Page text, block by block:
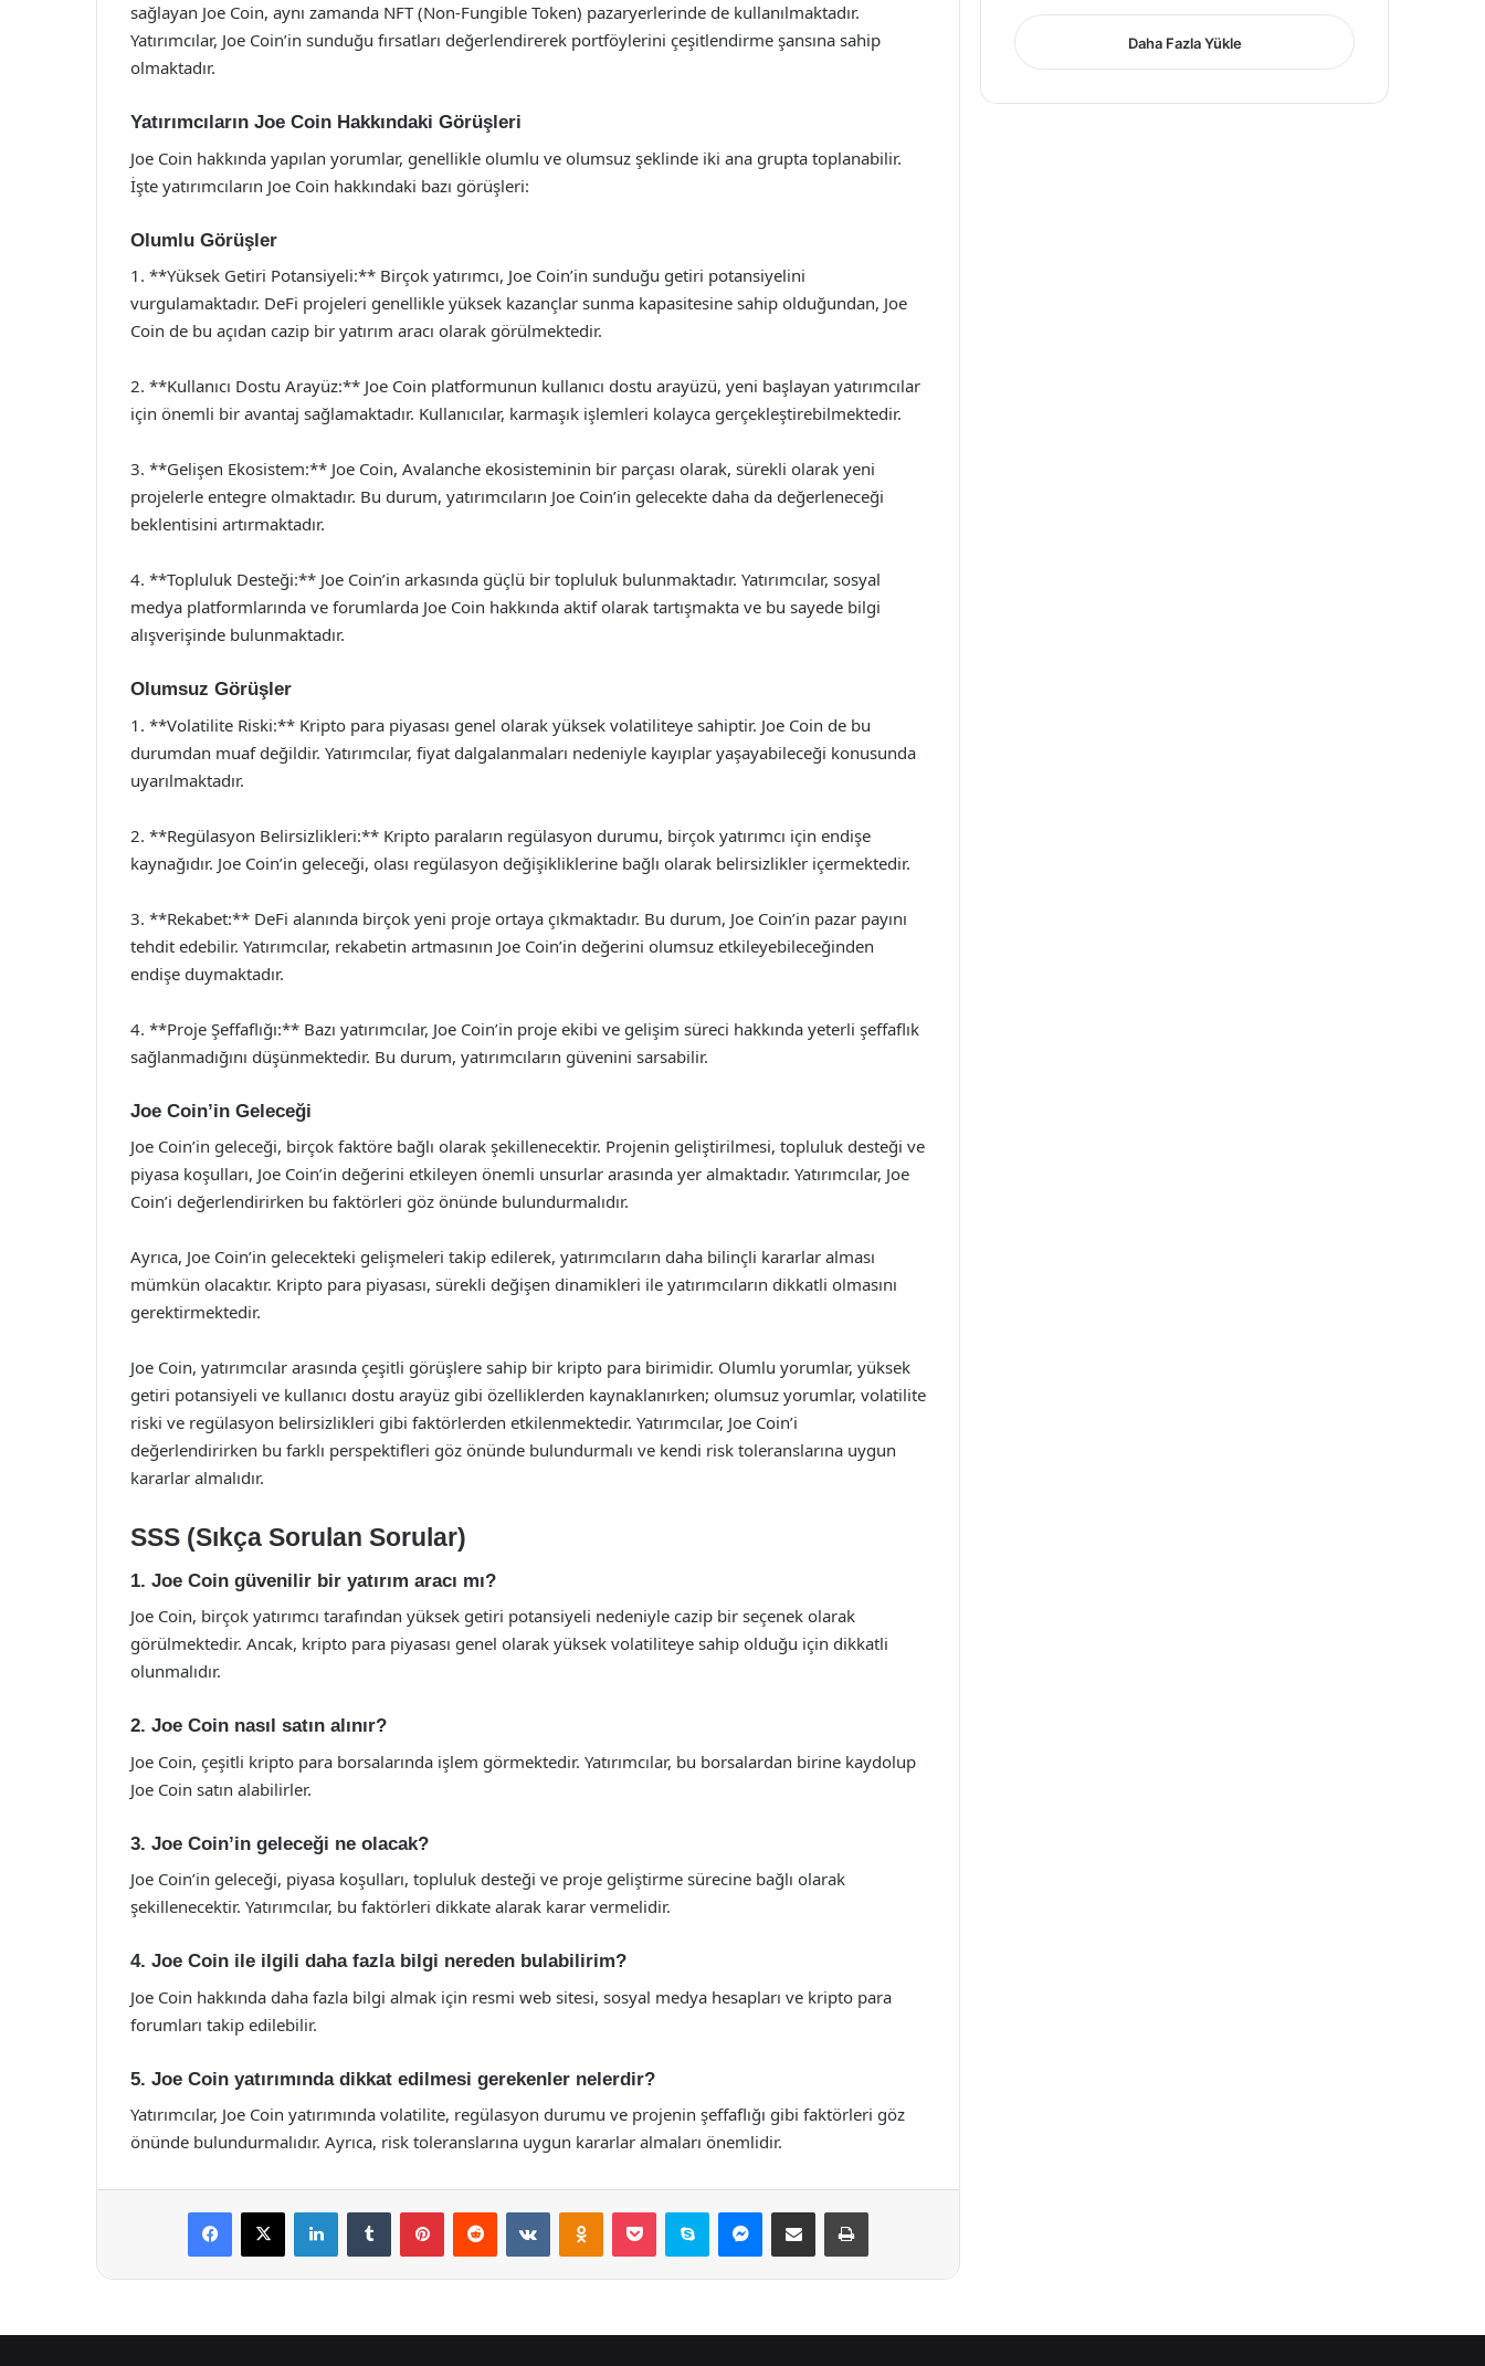
sağlayan Joe Coin, aynı zamanda NFT (Non-Fungible Token) pazaryerlerinde de kullanılmaktadır.
Yatırımcılar, Joe Coin’in sunduğu fırsatları değerlendirerek portföylerini çeşitlendirme şansına sahip
olmaktadır.
Yatırımcıların Joe Coin Hakkındaki Görüşleri
Joe Coin hakkında yapılan yorumlar, genellikle olumlu ve olumsuz şeklinde iki ana grupta toplanabilir.
İşte yatırımcıların Joe Coin hakkındaki bazı görüşleri:
Olumlu Görüşler
1. **Yüksek Getiri Potansiyeli:** Birçok yatırımcı, Joe Coin’in sunduğu getiri potansiyelini
vurgulamaktadır. DeFi projeleri genellikle yüksek kazançlar sunma kapasitesine sahip olduğundan, Joe
Coin de bu açıdan cazip bir yatırım aracı olarak görülmektedir.
2. **Kullanıcı Dostu Arayüz:** Joe Coin platformunun kullanıcı dostu arayüzü, yeni başlayan yatırımcılar
için önemli bir avantaj sağlamaktadır. Kullanıcılar, karmaşık işlemleri kolayca gerçekleştirebilmektedir.
3. **Gelişen Ekosistem:** Joe Coin, Avalanche ekosisteminin bir parçası olarak, sürekli olarak yeni
projelerle entegre olmaktadır. Bu durum, yatırımcıların Joe Coin’in gelecekte daha da değerleneceği
beklentisini artırmaktadır.
4. **Topluluk Desteği:** Joe Coin’in arkasında güçlü bir topluluk bulunmaktadır. Yatırımcılar, sosyal
medya platformlarında ve forumlarda Joe Coin hakkında aktif olarak tartışmakta ve bu sayede bilgi
alışverişinde bulunmaktadır.
Olumsuz Görüşler
1. **Volatilite Riski:** Kripto para piyasası genel olarak yüksek volatiliteye sahiptir. Joe Coin de bu
durumdan muaf değildir. Yatırımcılar, fiyat dalgalanmaları nedeniyle kayıplar yaşayabileceği konusunda
uyarılmaktadır.
2. **Regülasyon Belirsizlikleri:** Kripto paraların regülasyon durumu, birçok yatırımcı için endişe
kaynağıdır. Joe Coin’in geleceği, olası regülasyon değişikliklerine bağlı olarak belirsizlikler içermektedir.
3. **Rekabet:** DeFi alanında birçok yeni proje ortaya çıkmaktadır. Bu durum, Joe Coin’in pazar payını
tehdit edebilir. Yatırımcılar, rekabetin artmasının Joe Coin’in değerini olumsuz etkileyebileceğinden
endişe duymaktadır.
4. **Proje Şeffaflığı:** Bazı yatırımcılar, Joe Coin’in proje ekibi ve gelişim süreci hakkında yeterli şeffaflık
sağlanmadığını düşünmektedir. Bu durum, yatırımcıların güvenini sarsabilir.
Joe Coin’in Geleceği
Joe Coin’in geleceği, birçok faktöre bağlı olarak şekillenecektir. Projenin geliştirilmesi, topluluk desteği ve
piyasa koşulları, Joe Coin’in değerini etkileyen önemli unsurlar arasında yer almaktadır. Yatırımcılar, Joe
Coin’i değerlendirirken bu faktörleri göz önünde bulundurmalıdır.
Ayrıca, Joe Coin’in gelecekteki gelişmeleri takip edilerek, yatırımcıların daha bilinçli kararlar alması
mümkün olacaktır. Kripto para piyasası, sürekli değişen dinamikleri ile yatırımcıların dikkatli olmasını
gerektirmektedir.
Joe Coin, yatırımcılar arasında çeşitli görüşlere sahip bir kripto para birimidir. Olumlu yorumlar, yüksek
getiri potansiyeli ve kullanıcı dostu arayüz gibi özelliklerden kaynaklanırken; olumsuz yorumlar, volatilite
riski ve regülasyon belirsizlikleri gibi faktörlerden etkilenmektedir. Yatırımcılar, Joe Coin’i
değerlendirirken bu farklı perspektifleri göz önünde bulundurmalı ve kendi risk toleranslarına uygun
kararlar almalıdır.
SSS (Sıkça Sorulan Sorular)
1. Joe Coin güvenilir bir yatırım aracı mı?
Joe Coin, birçok yatırımcı tarafından yüksek getiri potansiyeli nedeniyle cazip bir seçenek olarak
görülmektedir. Ancak, kripto para piyasası genel olarak yüksek volatiliteye sahip olduğu için dikkatli
olunmalıdır.
2. Joe Coin nasıl satın alınır?
Joe Coin, çeşitli kripto para borsalarında işlem görmektedir. Yatırımcılar, bu borsalardan birine kaydolup
Joe Coin satın alabilirler.
3. Joe Coin’in geleceği ne olacak?
Joe Coin’in geleceği, piyasa koşulları, topluluk desteği ve proje geliştirme sürecine bağlı olarak
şekillenecektir. Yatırımcılar, bu faktörleri dikkate alarak karar vermelidir.
4. Joe Coin ile ilgili daha fazla bilgi nereden bulabilirim?
Joe Coin hakkında daha fazla bilgi almak için resmi web sitesi, sosyal medya hesapları ve kripto para
forumları takip edilebilir.
5. Joe Coin yatırımında dikkat edilmesi gerekenler nelerdir?
Yatırımcılar, Joe Coin yatırımında volatilite, regülasyon durumu ve projenin şeffaflığı gibi faktörleri göz
önünde bulundurmalıdır. Ayrıca, risk toleranslarına uygun kararlar almaları önemlidir.
Facebook
X LinkedInTumblr PinterestReddit VKontakteOdnoklassniki
Pocket Skype Messenger
E-Posta ile paylaş Yazdır
Daha Fazla Yükle